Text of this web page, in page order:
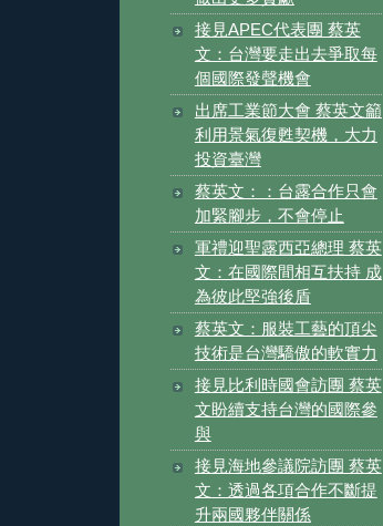
接見APEC代表團 蔡英
文：台灣要走出去爭取每
個國際發聲機會
出席工業節大會 蔡英文籲
利用景氣復甦契機，大力
投資臺灣
蔡英文：：台露合作只會
加緊腳步，不會停止
軍禮迎聖露西亞總理 蔡英
文：在國際間相互扶持 成
為彼此堅強後盾
蔡英文：服裝工藝的頂尖
技術是台灣驕傲的軟實力
接見比利時國會訪團 蔡英
文盼續支持台灣的國際參
與
接見海地參議院訪團 蔡英
文：透過各項合作不斷提
升兩國夥伴關係